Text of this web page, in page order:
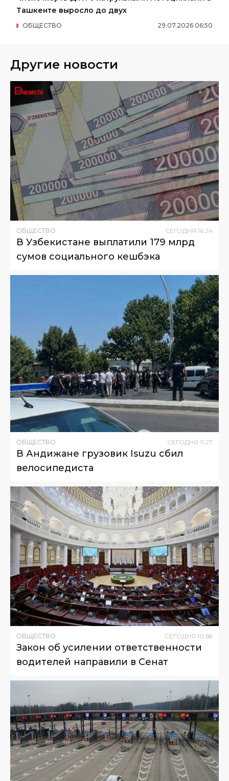
Ташкенте выросло до двух
29.07.2026 06:50
ОБЩЕСТВО
Другие новости
ОБЩЕСТВО СЕГОДНЯ 16:24
В Узбекистане выплатили 179 млрд
сумов социального кешбэка
ОБЩЕСТВО СЕГОДНЯ 11:27
В Андижане грузовик Isuzu сбил
велосипедиста
ОБЩЕСТВО СЕГОДНЯ 10:58
Закон об усилении ответственности
водителей направили в Сенат